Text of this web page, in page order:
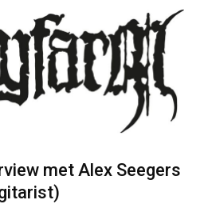
met Alex Seegers